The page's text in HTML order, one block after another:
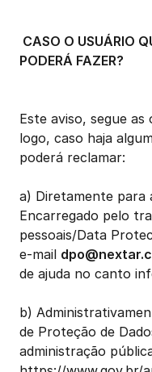
CASO O USUÁRIO
PODERÁ FAZER?
Este aviso, segue as
logo, caso haja
poderá reclamar:
a) Diretamente para
Encarregado pelo
pessoais/Data
e-mail
de ajuda no canto
b)
de Proteção de